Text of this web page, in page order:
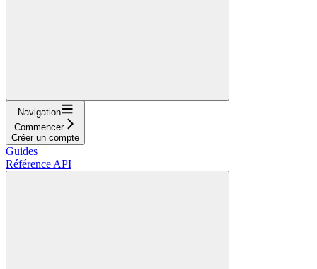
Navigation
Commencer
Créer un compte
Guides
Référence API